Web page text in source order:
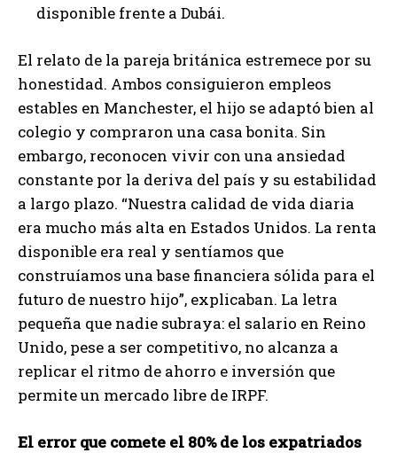
disponible frente a Dubái.
El relato de la pareja británica estremece por su
honestidad. Ambos consiguieron empleos
estables en Manchester, el hijo se adaptó bien al
colegio y compraron una casa bonita. Sin
embargo, reconocen vivir con una ansiedad
constante por la deriva del país y su estabilidad
a largo plazo. “Nuestra calidad de vida diaria
era mucho más alta en Estados Unidos. La renta
disponible era real y sentíamos que
construíamos una base financiera sólida para el
futuro de nuestro hijo”, explicaban. La letra
pequeña que nadie subraya: el salario en Reino
Unido, pese a ser competitivo, no alcanza a
replicar el ritmo de ahorro e inversión que
permite un mercado libre de IRPF.
El error que comete el 80% de los expatriados